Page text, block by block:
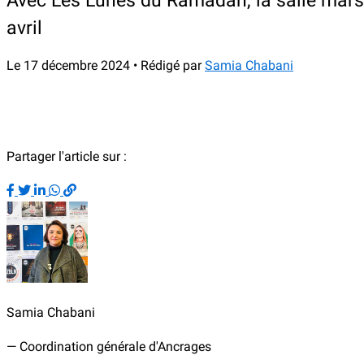
avril
Le 17 décembre 2024 • Rédigé parSamia Chabani
Partager l'article sur :
Samia Chabani
— Coordination générale d'Ancrages